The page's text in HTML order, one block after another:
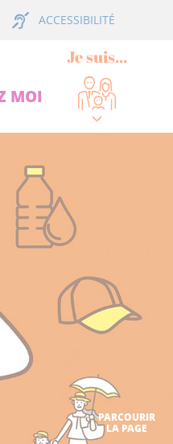
ACCESSIBILITÉ
MOI
Je suis...
PARCOURIR
LA PAGE